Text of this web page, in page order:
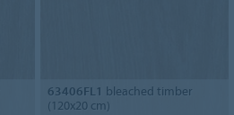
63406FL1 bleached timber
(120x20 cm)